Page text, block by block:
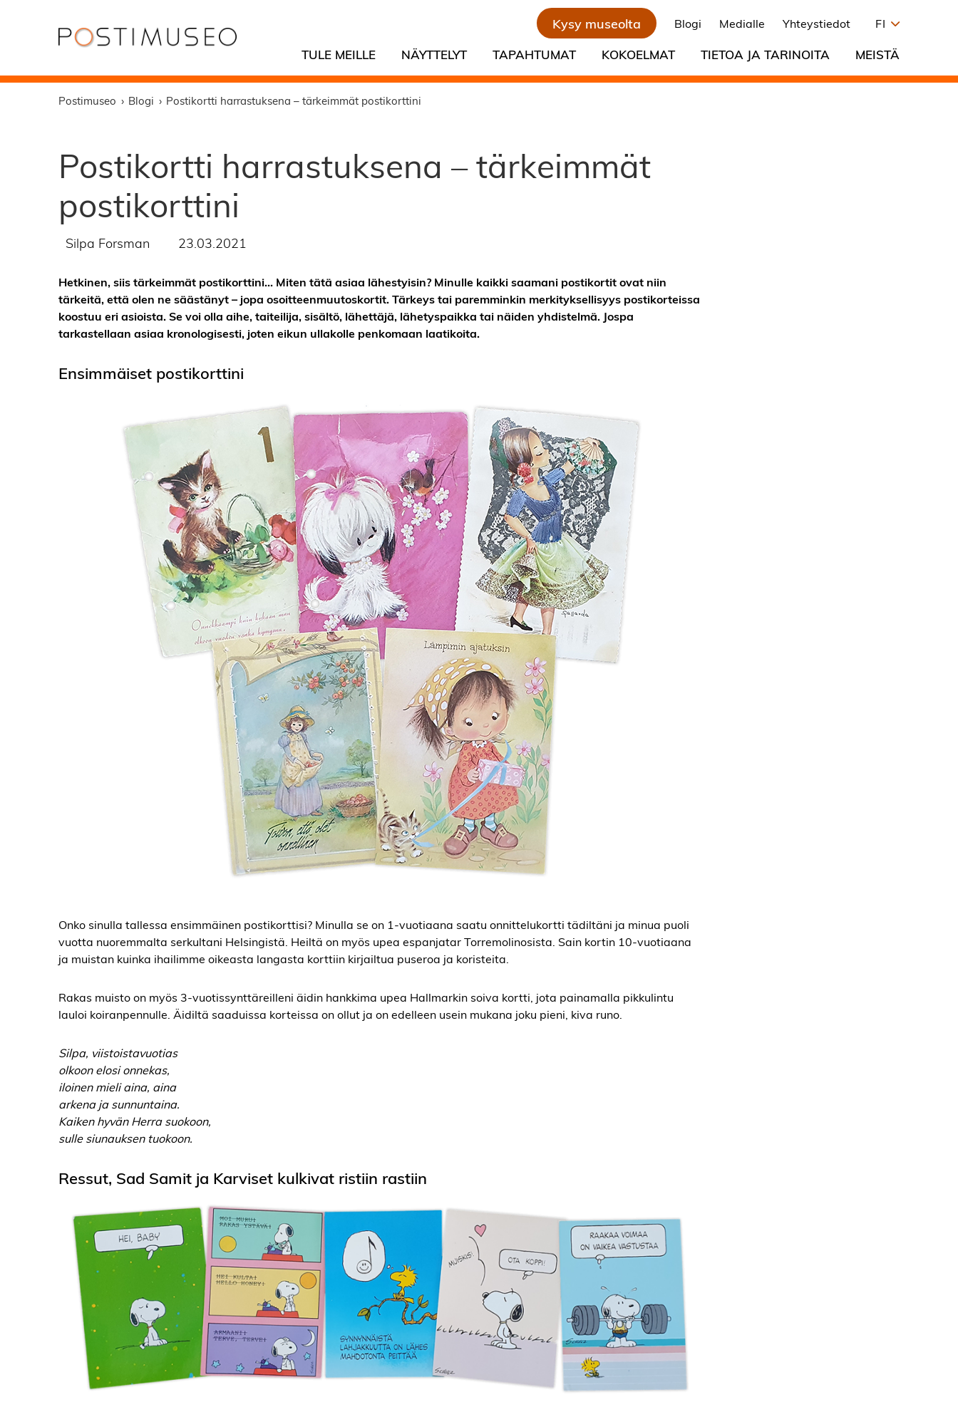
Kysy museolta Blogi Medialle Yhteystiedot FI
TULE MEILLE NÄYTTELYT TAPAHTUMAT KOKOELMAT TIETOA JA TARINOITA MEISTÄ
Postimuseo Blogi Postikortti harrastuksena – tärkeimmät postikorttini
Postikortti harrastuksena – tärkeimmät
postikorttini
Silpa Forsman 23.03.2021
Hetkinen, siis tärkeimmät postikorttini… Miten tätä asiaa lähestyisin? Minulle kaikki saamani postikortit ovat niin
tärkeitä, että olen ne säästänyt – jopa osoitteenmuutoskortit. Tärkeys tai paremminkin merkityksellisyys postikorteissa
koostuu eri asioista. Se voi olla aihe, taiteilija, sisältö, lähettäjä, lähetyspaikka tai näiden yhdistelmä. Jospa
tarkastellaan asiaa kronologisesti, joten eikun ullakolle penkomaan laatikoita.
Ensimmäiset postikorttini
Onko sinulla tallessa ensimmäinen postikorttisi? Minulla se on 1-vuotiaana saatu onnittelukortti tädiltäni ja minua puoli
vuotta nuoremmalta serkultani Helsingistä. Heiltä on myös upea espanjatar Torremolinosista. Sain kortin 10-vuotiaana
ja muistan kuinka ihailimme oikeasta langasta korttiin kirjailtua puseroa ja koristeita.
Rakas muisto on myös 3-vuotissynttäreilleni äidin hankkima upea Hallmarkin soiva kortti, jota painamalla pikkulintu
lauloi koiranpennulle. Äidiltä saaduissa korteissa on ollut ja on edelleen usein mukana joku pieni, kiva runo.
Silpa, viistoistavuotias
olkoon elosi onnekas,
iloinen mieli aina, aina
arkena ja sunnuntaina.
Kaiken hyvän Herra suokoon,
sulle siunauksen tuokoon.
Ressut, Sad Samit ja Karviset kulkivat ristiin rastiin